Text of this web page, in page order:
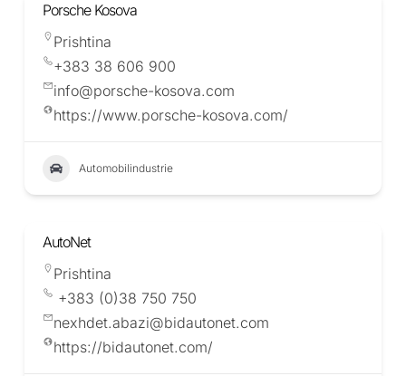
Porsche Kosova
Prishtina
+383 38 606 900
info@porsche-kosova.com
https://www.porsche-kosova.com/
Automobilindustrie
AutoNet
Prishtina
+383 (0)38 750 750
nexhdet.abazi@bidautonet.com
https://bidautonet.com/